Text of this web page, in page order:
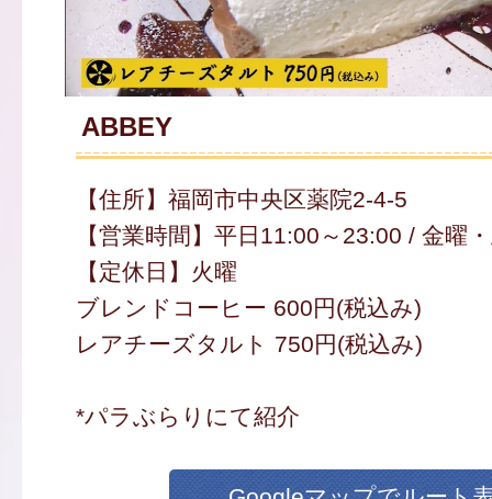
ABBEY
【住所】福岡市中央区薬院2-4-5
【営業時間】平日11:00～23:00 / 金曜
【定休日】火曜
ブレンドコーヒー 600円(税込み)
レアチーズタルト 750円(税込み)
*パラぶらりにて紹介